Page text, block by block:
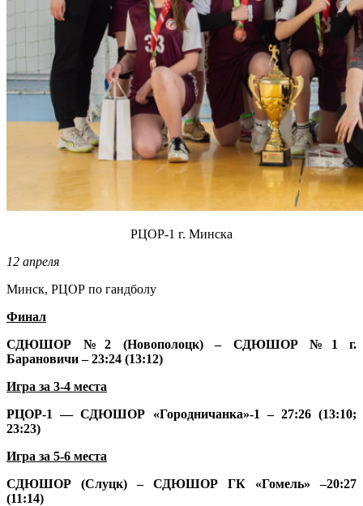
РЦОР-1 г. Минска
12 апреля
Минск, РЦОР по гандболу
Финал
СДЮШОР №2 (Новополоцк) – СДЮШОР №1 г.
Барановичи – 23:24 (13:12)
Игра за 3-4 места
РЦОР-1 — СДЮШОР «Городничанка»-1 – 27:26 (13:10;
23:23)
Игра за 5-6 места
СДЮШОР (Слуцк) – СДЮШОР ГК «Гомель» –20:27
(11:14)